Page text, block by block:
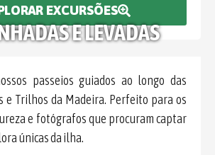
OS NOSSOS PASSEIOS
EXCURSÕES
E LEVADAS
passeios guiados ao longo das
e Trilhos da Madeira. Perfeito para os
e fotógrafos que procuram captar
únicas da ilha.